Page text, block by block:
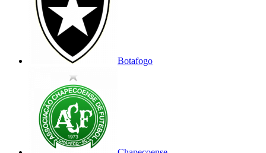
Botafogo